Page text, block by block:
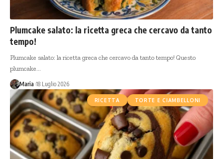
Plumcake salato: la ricetta greca che cercavo da tanto
tempo!
Plumcake salato: la ricetta greca che cercavo da tanto tempo! Questo
plumcake…
Maria 18 Luglio 2026
RICETTA TORTE E CIAMBELLONI